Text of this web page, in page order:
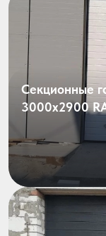
Секционные
3000x2900